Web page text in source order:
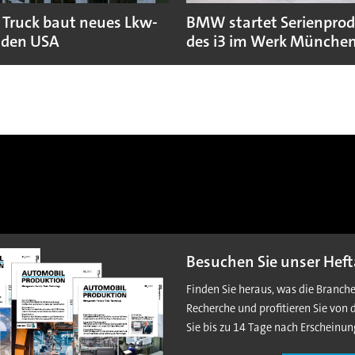
baut neues Lkw-
USA
BMW startet
des i3 im Werk
Besuchen Sie unser
Finden Sie heraus, was die
Recherche und profitieren Sie
Sie bis zu 14 Tage nach